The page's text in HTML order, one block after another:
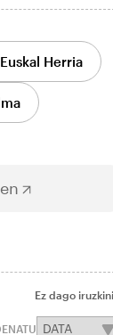
Herria
Ez dago